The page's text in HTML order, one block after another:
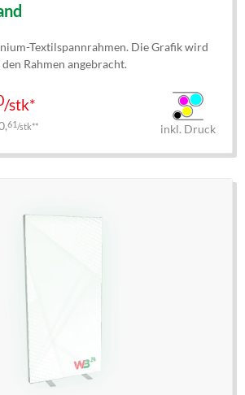
Textilspannrahmen. Die Grafik wird
Rahmen angebracht.
/stk*
61/stk** inkl. Druck